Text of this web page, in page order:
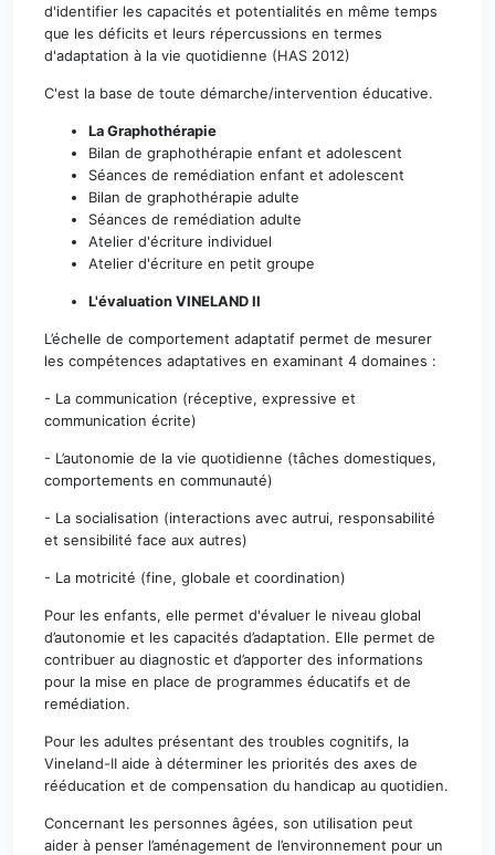
d'identifier les capacités et potentialités en même temps
que les déficits et leurs répercussions en termes
d'adaptation à la vie quotidienne (HAS 2012)
C'est la base de toute démarche/intervention éducative.
La Graphothérapie
Bilan de graphothérapie enfant et adolescent
Séances de remédiation enfant et adolescent
Bilan de graphothérapie adulte
Séances de remédiation adulte
Atelier d'écriture individuel
Atelier d'écriture en petit groupe
L'évaluation VINELAND II
L’échelle de comportement adaptatif permet de mesurer
les compétences adaptatives en examinant 4 domaines :
- La communication (réceptive, expressive et
communication écrite)
- L’autonomie de la vie quotidienne (tâches domestiques,
comportements en communauté)
- La socialisation (interactions avec autrui, responsabilité
et sensibilité face aux autres)
- La motricité (fine, globale et coordination)
​Pour les enfants, elle permet d'évaluer le niveau global
d’autonomie et les capacités d’adaptation. Elle permet de
contribuer au diagnostic et d’apporter des informations
pour la mise en place de programmes éducatifs et de
remédiation.
Pour les adultes présentant des troubles cognitifs, la
Vineland-II aide à déterminer les priorités des axes de
rééducation et de compensation du handicap au quotidien.
Concernant les personnes âgées, son utilisation peut
aider à penser l’aménagement de l’environnement pour un